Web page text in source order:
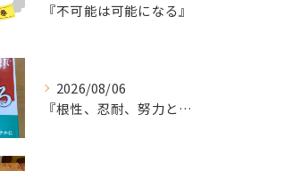
『不可能は可能になる』
2026/08/06
『根性、忍耐、努力という言葉は死語なのか』